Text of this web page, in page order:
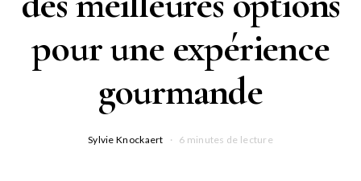
pour une expérience
gourmande
Sylvie Knockaert 6 minutes de lecture